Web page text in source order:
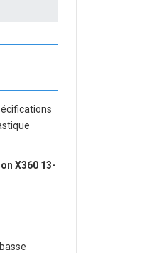
X360 13-